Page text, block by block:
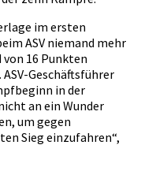
im ersten
ASV niemand mehr
von 16 Punkten
Geschäftsführer
in der
an ein Wunder
um gegen
Sieg einzufahren“,